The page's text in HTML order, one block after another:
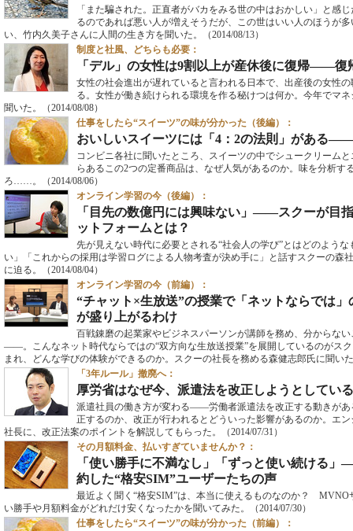
「また騙された。正直者がバカをみる世の中はおかしい」と感
るのであれば悪い人が増えそうだが、この世はいい人のほうが
い、竹内久美子さんに人間の生き方を聞いた。
（2014/08/13）
制度と社風、どちらも必要：
「デル」の女性は9割以上が産休後に復帰――復
女性の社会進出が遅れていると言われる日本で、出産後の女性
る。女性が働き続けられる環境を作る秘けつは何か。今年でマ
聞いた。
（2014/08/08）
仕事をしたら“スイーツ”の味が分かった（後編）：
おいしいスイーツには「4：2の法則」がある
コンビニ各社に聞いたところ、スイーツの中でシュークリーム
らあるこの2つの定番商品は、なぜ人気があるのか。味を分析す
ろ……。
（2014/08/06）
オンライン学習の今（後編）：
「目先の数億円には興味ない」――スクーが目
ットフォームとは？
先が見えない時代に必要とされる“社会人の学び”とはどのよう
い」「これからの採用は学習ログによる人物考査が決め手に」と話すスクーの森
に迫る。
（2014/08/04）
オンライン学習の今（前編）：
“チャット×生放送”の授業で「ネットならでは
が盛り上がるわけ
百戦錬磨の起業家やビジネスパーソンが講師を務め、分からな
――。こんなネット時代ならではの“双方向な生放送授業”を展開しているのがス
まれ、どんな学びの体験ができるのか。スクーの社長を務める森健志郎氏に聞い
「3年ルール」撤廃へ：
厚労省はなぜ今、派遣法を改正しようとしてい
派遣社員の働き方が変わる――労働者派遣法を改正する動きが
正するのか、改正が行われるとどういった影響があるのか。エ
社長に、改正法案のポイントを解説してもらった。
（2014/07/31）
その月額料金、払いすぎていませんか？：
「使い勝手に不満なし」「ずっと使い続ける
約した“格安SIM”ユーザーたちの声
最近よく聞く“格安SIM”は、本当に使えるものなのか？ MVNO
い勝手や月額料金がどれだけ安くなったかを聞いてみた。
（2014/07/30）
仕事をしたら“スイーツ”の味が分かった（前編）：